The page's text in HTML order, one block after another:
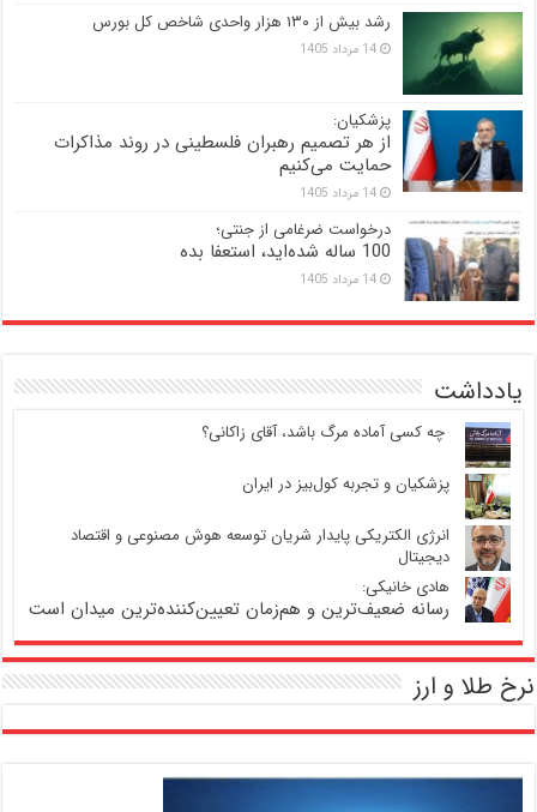
رشد بیش از ۱۳۰ هزار واحدی شاخص کل بورس
14 مرداد 1405
پزشکیان:
از هر تصمیم رهبران فلسطینی در روند مذاکرات
حمایت می‌کنیم
14 مرداد 1405
درخواست ضرغامی از جنتی؛
100 ساله شده‌اید، استعفا بده
14 مرداد 1405
یادداشت
‍ چه کسی آماده مرگ باشد، آقای زاکانی؟
پزشکیان و تجربه کول‌بیز در ایران
انرژی الکتریکی پایدار شریان توسعه هوش مصنوعی و اقتصاد
دیجیتال
هادی خانیکی:
رسانه ضعیف‌ترین و هم‌زمان تعیین‌کننده‌ترین میدان است
نرخ طلا و ارز